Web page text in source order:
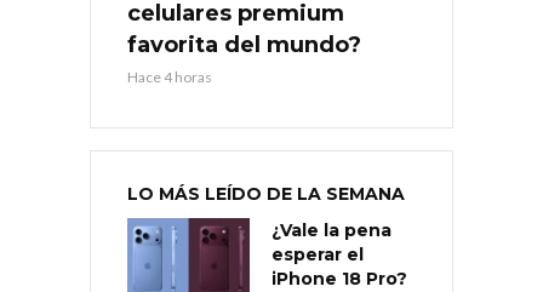
celulares premium
favorita del mundo?
Hace 4 horas
LO MÁS LEÍDO DE LA SEMANA
¿Vale la pena
esperar el
iPhone 18 Pro?